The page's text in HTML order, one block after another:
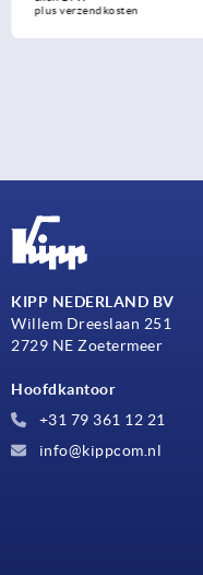
KIPP NEDERLAND BV
Willem Dreeslaan 251
2729 NE Zoetermeer
Hoofdkantoor
+31 79 361 12 21
info@kippcom.nl